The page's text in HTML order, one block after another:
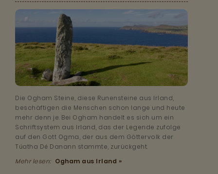
Die Ogham Steine, diese Runensteine aus Irland,
beschäftigen die Menschen schon lange und heute
mehr denn je. Bei Ogham handelt es sich um ein
Schriftsystem aus Irland, das der Legende zufolge
auf den Gott Ogma, der aus dem Göttervolk der
Túatha Dé Danann stammte, zurückgeht.
Mehr lesen: Ogham aus Irland »